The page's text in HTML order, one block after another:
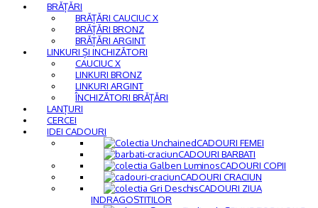
BRĂȚĂRI
BRĂȚĂRI CAUCIUC X
BRĂȚĂRI BRONZ
BRĂȚĂRI ARGINT
LINKURI ȘI INCHIZĂTORI
CAUCIUC X
LINKURI BRONZ
LINKURI ARGINT
ÎNCHIZĂTORI BRĂȚĂRI
LANȚURI
CERCEI
IDEI CADOURI
CADOURI FEMEI
CADOURI BARBATI
CADOURI COPII
CADOURI CRACIUN
CADOURI ZIUA
INDRAGOSTITILOR